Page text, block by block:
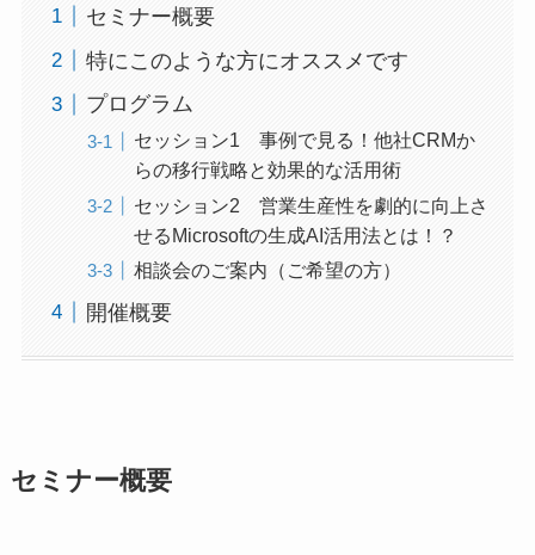
セミナー概要
特にこのような方にオススメです
プログラム
セッション1 事例で見る！他社CRMか
らの移行戦略と効果的な活用術
セッション2 営業生産性を劇的に向上さ
せるMicrosoftの生成AI活用法とは！？
相談会のご案内（ご希望の方）
開催概要
セミナー概要